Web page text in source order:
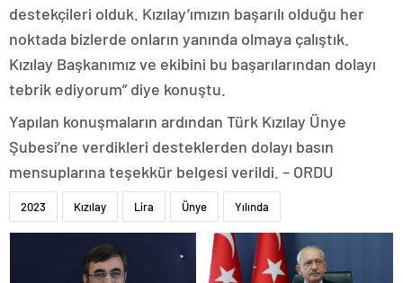
destekçileri olduk. Kızılay’ımızın başarılı olduğu her
noktada bizlerde onların yanında olmaya çalıştık.
Kızılay Başkanımız ve ekibini bu başarılarından dolayı
tebrik ediyorum” diye konuştu.
Yapılan konuşmaların ardından Türk Kızılay Ünye
Şubesi’ne verdikleri desteklerden dolayı basın
mensuplarına teşekkür belgesi verildi. – ORDU
2023 Kızılay Lira Ünye Yılında